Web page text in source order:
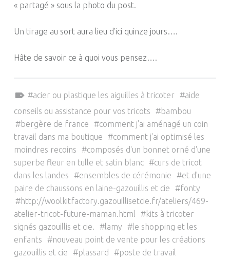
« partagé » sous la photo du post.
Un tirage au sort aura lieu d’ici quinze jours….
Hâte de savoir ce à quoi vous pensez….
acier ou plastique les aiguilles à tricoter
aide
conseils ou assistance pour vos tricots
bambou
bergère de france
comment j'ai aménagé un coin
travail dans ma boutique
comment j'ai optimisé les
moindres recoins
composés d'un bonnet orné d'une
superbe fleur en tulle et satin blanc
curs de tricot
dans les landes
ensembles de cérémonie
et d'une
paire de chaussons en laine-gazouillis et cie
fonty
http://woolkitfactory.gazouillisetcie.fr/ateliers/469-
atelier-tricot-future-maman.html
kits à tricoter
signés gazouillis et cie.
lamy
le shopping et les
enfants
nouveau point de vente pour les créations
gazouillis et cie
plassard
poste de travail